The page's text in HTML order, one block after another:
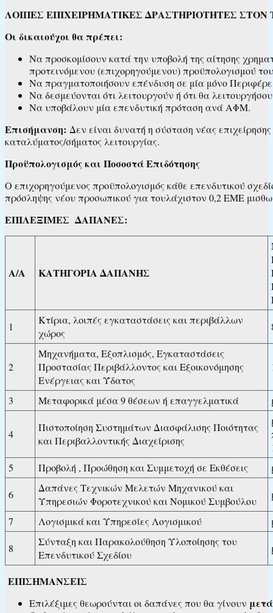
ΛΟΙΠΕΣ ΕΠΙΧΕΙΡΗΜΑΤΙΚΕΣ ΔΡΑΣΤΗΡΙΟΤΗΤΕΣ
Οι δικαιούχοι θα πρέπει:
Να προσκομίσουν κατά την υποβολή της αίτησης
προτεινόμενου (επιχορηγούμενου) προϋπολογισμού
Να πραγματοποιήσουν επένδυση σε μία μόνο
Να δεσμεύονται ότι λειτουργούν ή ότι θα
Να υποβάλουν μία επενδυτική πρόταση ανά ΑΦΜ.
Επισήμανση: Δεν είναι δυνατή η σύσταση νέας
καταλύματος/σήματος λειτουργίας.
Προϋπολογισμός και Ποσοστά Επιδότησης
Ο επιχορηγούμενος προϋπολογισμός κάθε επενδυτικού
πρόσληψης νέου προσωπικού για τουλάχιστον 0,2 ΕΜΕ
ΕΠΙΛΕΞΙΜΕΣ ΔΑΠΑΝΕΣ:
Α/Α ΚΑΤΗΓΟΡΙΑ ΔΑΠΑΝΗΣ
1
Κτίρια, λοιπές εγκαταστάσεις και περιβάλλων
χώρος
2
Μηχανήματα, Εξοπλισμός, Εγκαταστάσεις
Προστασίας Περιβάλλοντος και Εξοικονόμησης
Ενέργειας και Ύδατος
3 Μεταφορικά μέσα 9 θέσεων ή επαγγελματικά
4
Πιστοποίηση Συστημάτων Διασφάλισης Ποιότητας
και Περιβαλλοντικής Διαχείρισης
5
Προβολή , Προώθηση και Συμμετοχή σε Εκθέσεις
6
Δαπάνες Τεχνικών Μελετών Μηχανικού και
Υπηρεσιών Φοροτεχνικού και Νομικού Συμβούλου
7 Λογισμικά και Υπηρεσίες Λογισμικού
8
Σύνταξη και Παρακολούθηση Υλοποίησης του
Επενδυτικού Σχεδίου
ΕΠΙΣΗΜΑΝΣΕΙΣ
Επιλέξιμες θεωρούνται οι δαπάνες που θα γίνουν μετά